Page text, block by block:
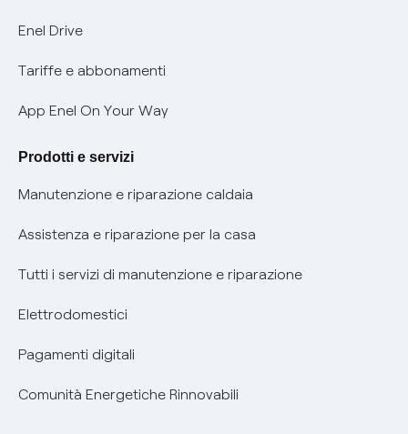
Mobilità Elettrica
Phishing e truffe online
Verifica chi ti ha chiamato
Informativa RAEE
Enel Drive
Tariffe e abbonamenti
App Enel On Your Way
Prodotti e servizi
Manutenzione e riparazione caldaia
Assistenza e riparazione per la casa
Tutti i servizi di manutenzione e riparazione
Elettrodomestici
Pagamenti digitali
Comunità Energetiche Rinnovabili